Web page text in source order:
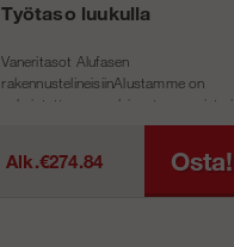
Työtaso luukulla
Vaneritasot Alufasen
rakennustelineisiinAlustamme on
valmistettu suomalaisesta vanerista ja
niissä on liukumaton pinta ja
Alk.€274.84 Osta!